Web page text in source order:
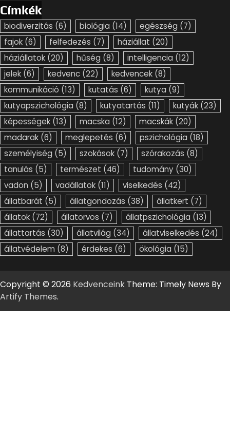
Címkék
biodiverzitás (6) biológia (14) egészség (7)
fajok (6) felfedezés (7) háziállat (20)
háziállatok (20) hűség (8) intelligencia (12)
jelek (6) kedvenc (22) kedvencek (8)
kommunikáció (13) kutatás (6) kutya (9)
kutyapszichológia (8) kutyatartás (11) kutyák (23)
képességek (13) macska (12) macskák (20)
madarak (6) meglepetés (6) pszichológia (18)
személyiség (5) szokások (7) szórakozás (8)
tanulás (5) természet (46) tudomány (30)
vadon (5) vadállatok (11) viselkedés (42)
állatbarát (5) állatgondozás (38) állatkert (7)
állatok (72) állatorvos (7) állatpszichológia (13)
állattartás (30) állatvilág (34) állatviselkedés (24)
állatvédelem (8) érdekes (6) ökológia (15)
Copyright © 2026 Kedvenceink Theme: Timely News By
Artify Themes.